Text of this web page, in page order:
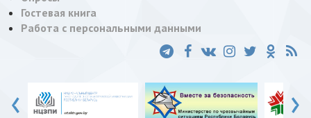
Гостевая книга
Работа с персональными данными
‹ ›